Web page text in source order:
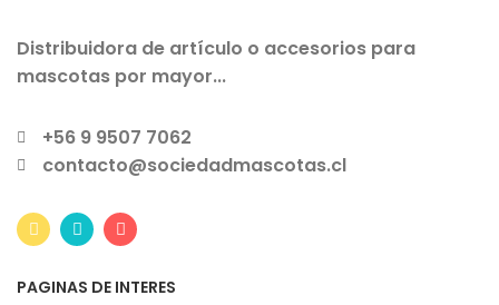
Distribuidora de artículo o accesorios para
mascotas por mayor...
+56 9 9507 7062
contacto@sociedadmascotas.cl
PAGINAS DE INTERES